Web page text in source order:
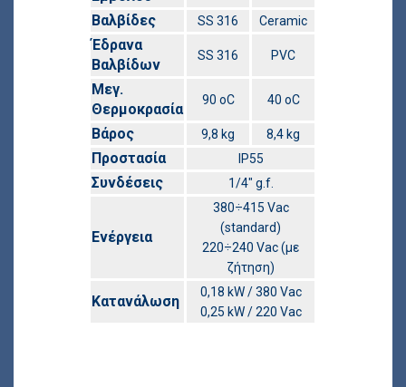
Βαλβίδες SS 316 Ceramic
Έδρανα
Βαλβίδων
SS 316 PVC
Μεγ.
Θερμοκρασία
90 οC 40 οC
Βάρος 9,8 kg 8,4 kg
Προστασία IP55
Συνδέσεις 1/4″ g.f.
Ενέργεια
380÷415 Vac
(standard)
220÷240 Vac (με
ζήτηση)
Κατανάλωση
0,18 kW / 380 Vac
0,25 kW / 220 Vac